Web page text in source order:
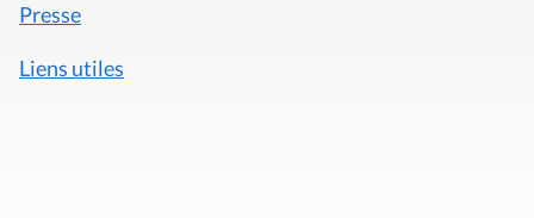
Presse
Liens utiles